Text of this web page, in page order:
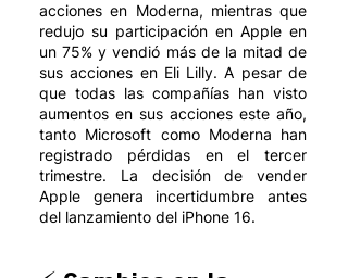
acciones en Moderna, mientras que
redujo su participación en Apple en
un 75% y vendió más de la mitad de
sus acciones en Eli Lilly. A pesar de
que todas las compañías han visto
aumentos en sus acciones este año,
tanto Microsoft como Moderna han
registrado pérdidas en el tercer
trimestre. La decisión de vender
Apple genera incertidumbre antes
del lanzamiento del iPhone 16.